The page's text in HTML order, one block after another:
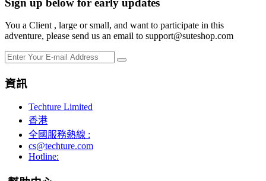
Sign up below for early updates
You a Client , large or small, and want to participate in this
adventure, please send us an email to support@suteshop.com
資訊
Techture Limited
香港
全國服務熱線 :
cs@techture.com
Hotline: